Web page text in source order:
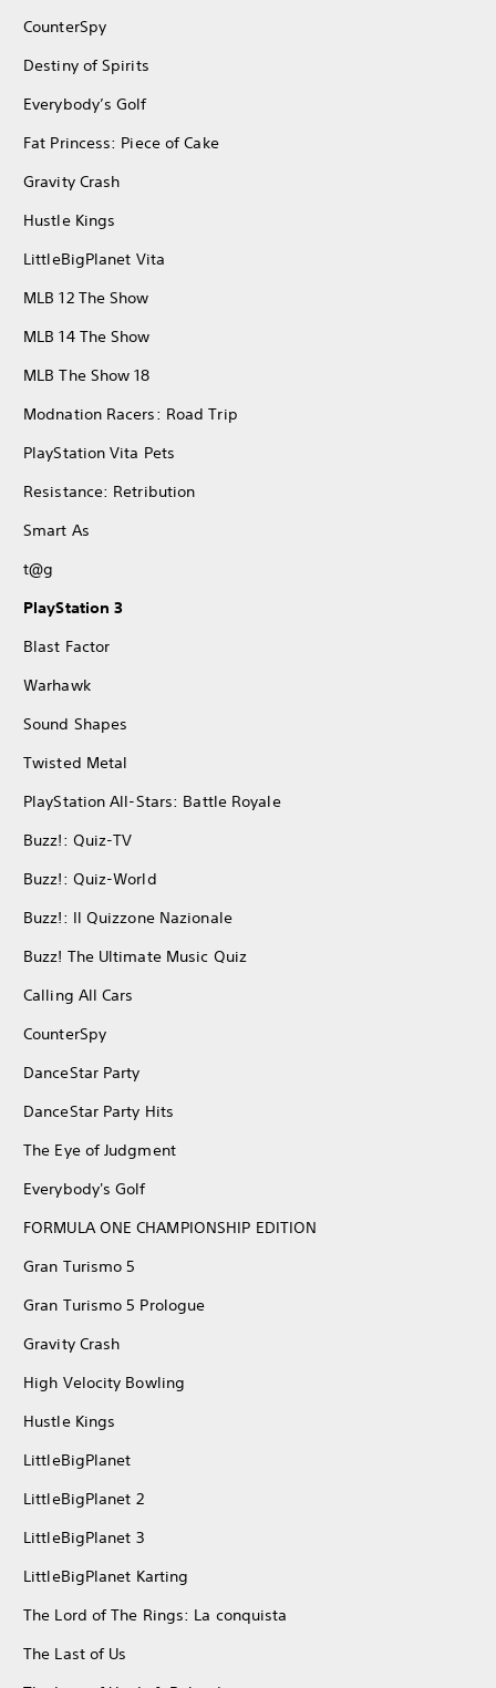
CounterSpy
Destiny of Spirits
Everybody’s Golf
Fat Princess: Piece of Cake
Gravity Crash
Hustle Kings
LittleBigPlanet Vita
MLB 12 The Show
MLB 14 The Show
MLB The Show 18
Modnation Racers: Road Trip
PlayStation Vita Pets
Resistance: Retribution
Smart As
t@g
PlayStation 3
Blast Factor
Warhawk
Sound Shapes
Twisted Metal
PlayStation All-Stars: Battle Royale
Buzz!: Quiz-TV
Buzz!: Quiz-World
Buzz!: Il Quizzone Nazionale
Buzz! The Ultimate Music Quiz
Calling All Cars
CounterSpy
DanceStar Party
DanceStar Party Hits
The Eye of Judgment
Everybody's Golf
FORMULA ONE CHAMPIONSHIP EDITION
Gran Turismo 5
Gran Turismo 5 Prologue
Gravity Crash
High Velocity Bowling
Hustle Kings
LittleBigPlanet
LittleBigPlanet 2
LittleBigPlanet 3
LittleBigPlanet Karting
The Lord of The Rings: La conquista
The Last of Us